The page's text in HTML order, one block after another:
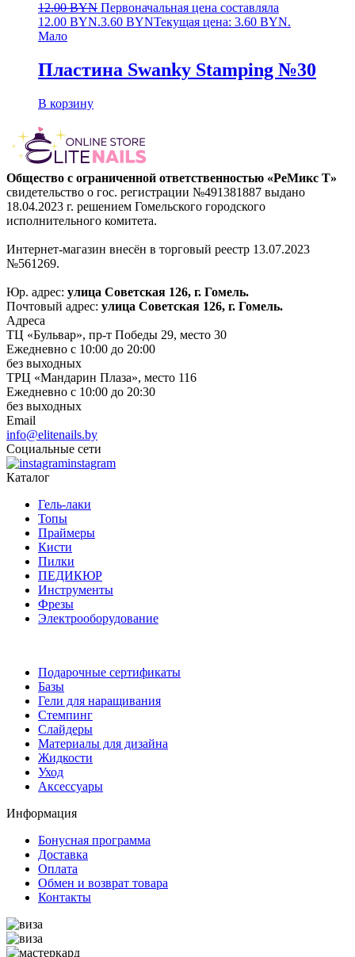
12.00BYN Первоначальная цена составляла
12.00 BYN.3.60 BYNТекущая цена: 3.60 BYN.
Мало
Пластина Swanky Stamping №30
В корзину
Общество с ограниченной ответственностью «РеМикс Т»
свидетельство о гос. регистрации №491381887 выдано
18.04.2023 г. решением Гомельского городского
исполнительного комитета.
Интернет-магазин внесён в торговый реестр 13.07.2023
№561269.
Юр. адрес: улица Советская 126, г. Гомель.
Почтовый адрес: улица Советская 126, г. Гомель.
Адреса
ТЦ «Бульвар», пр-т Победы 29, место 30
Ежедневно с 10:00 до 20:00
без выходных
ТРЦ «Мандарин Плаза», место 116
Ежедневно с 10:00 до 20:30
без выходных
Email
info@elitenails.by
Социальные сети
instagram
Каталог
Гель-лаки
Топы
Праймеры
Кисти
Пилки
ПЕДИКЮР
Инструменты
Фрезы
Электрооборудование
Подарочные сертификаты
Базы
Гели для наращивания
Стемпинг
Слайдеры
Материалы для дизайна
Жидкости
Уход
Аксессуары
Информация
Бонусная программа
Доставка
Оплата
Обмен и возврат товара
Контакты